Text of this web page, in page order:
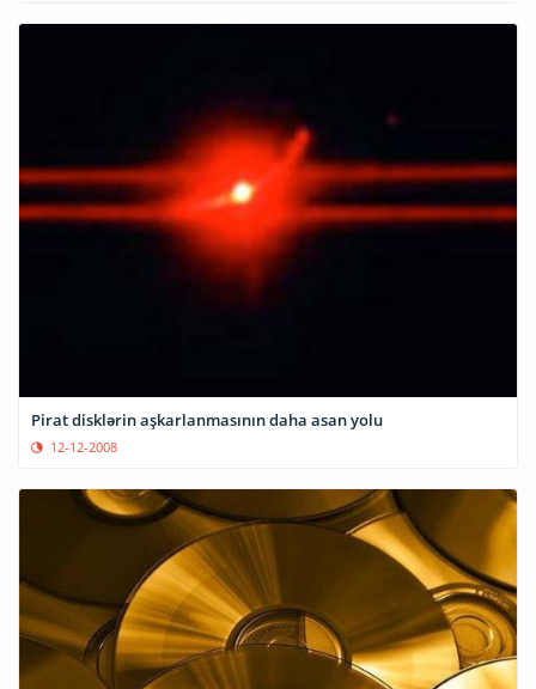
Pirat disklərin aşkarlanmasının daha asan yolu
12-12-2008